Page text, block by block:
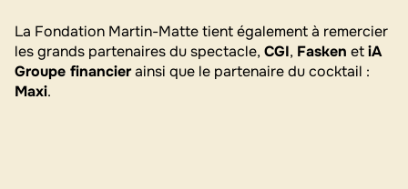
La Fondation Martin-Matte tient également à remercier
les grands partenaires du spectacle, CGI, Fasken etiA
Groupe financierainsi que le partenaire du cocktail :
Maxi.